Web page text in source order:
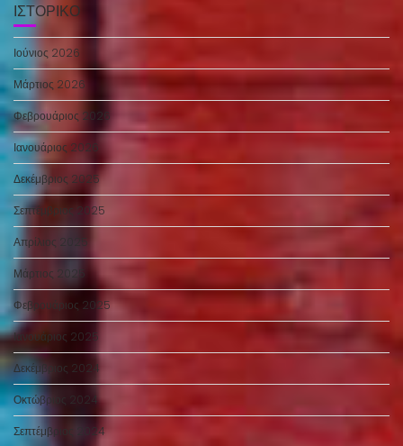
ΙΣΤΟΡΙΚΌ
Ιούνιος 2026
Μάρτιος 2026
Φεβρουάριος 2026
Ιανουάριος 2026
Δεκέμβριος 2025
Σεπτέμβριος 2025
Απρίλιος 2025
Μάρτιος 2025
Φεβρουάριος 2025
Ιανουάριος 2025
Δεκέμβριος 2024
Οκτώβριος 2024
Σεπτέμβριος 2024